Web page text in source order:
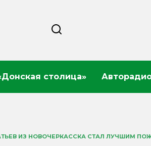
столица»
ИЗ НОВОЧЕРКАССКА СТАЛ ЛУЧШИМ